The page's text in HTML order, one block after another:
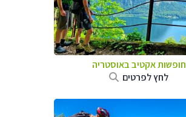
חופשות אקטיב באוסטריה
לחץ לפרטים